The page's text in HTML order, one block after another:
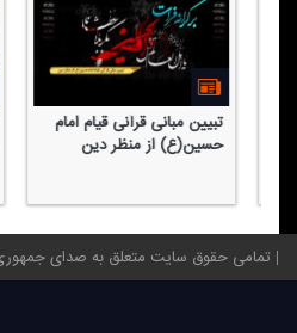
تبیین مبانی قرآنی قیام امام
حسین(ع) از منظر دین
تمامی حقوق سایت متعلق به صدای